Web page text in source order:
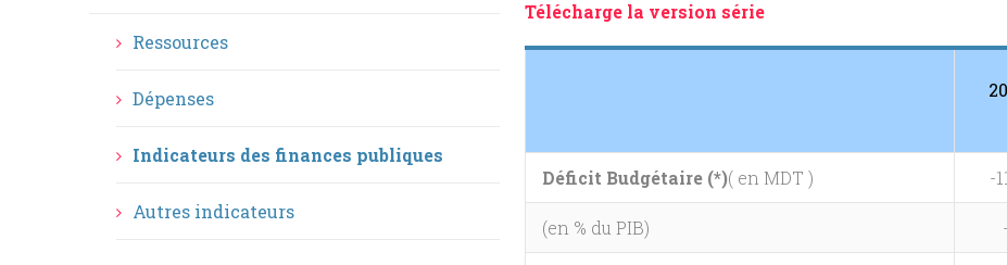
Ressources
Dépenses
Indicateurs des finances publiques
Autres indicateurs
Télécharge la version série
Déficit Budgétaire (*)( en MDT ) -
(en % du PIB)